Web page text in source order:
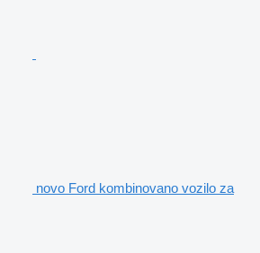
novo Ford kombinovano vozilo za